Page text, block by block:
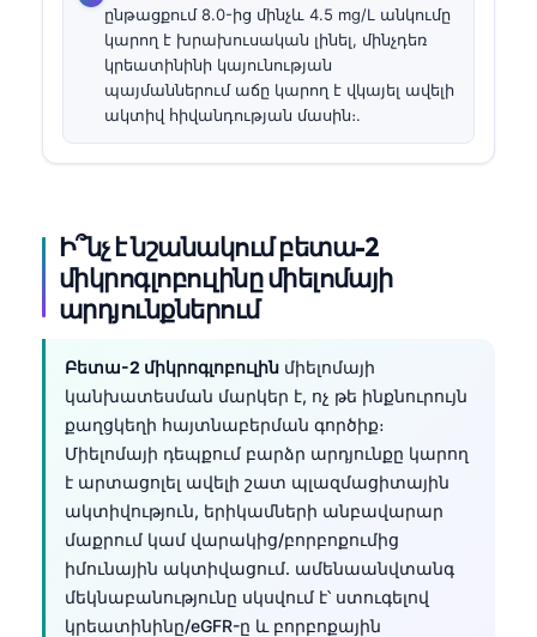
ընթացքում 8.0-ից մինչև 4.5 mg/L անկումը
կարող է խրախուսական լինել, մինչդեռ
կրեատինինի կայունության
պայմաններում աճը կարող է վկայել ավելի
ակտիվ հիվանդության մասին։.
Ի՞նչ է նշանակում բետա-2
միկրոգլոբուլինը միելոմայի
արդյունքներում
Բետա-2 միկրոգլոբուլին միելոմայի
կանխատեսման մարկեր է, ոչ թե ինքնուրույն
քաղցկեղի հայտնաբերման գործիք։
Միելոմայի դեպքում բարձր արդյունքը կարող
է արտացոլել ավելի շատ պլազմացիտային
ակտիվություն, երիկամների անբավարար
մաքրում կամ վարակից/բորբոքումից
իմունային ակտիվացում. ամենաանվտանգ
մեկնաբանությունը սկսվում է՝ ստուգելով
կրեատինինը/eGFR-ը և բորբոքային